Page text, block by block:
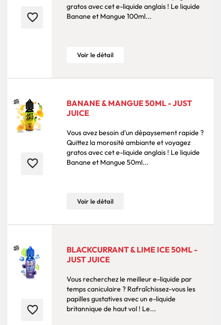
favorite_border
gratos avec cet e-liquide anglais ! Le liquide
Banane et Mangue 100ml...
Voir le détail
favorite_border
BANANE & MANGUE 50ML - JUST
JUICE
Vous avez besoin d'un dépaysement rapide ?
Quittez la morosité ambiante et voyagez
gratos avec cet e-liquide anglais ! Le liquide
Banane et Mangue 50ml...
Voir le détail
favorite_border
BLACKCURRANT & LIME ICE 50ML -
JUST JUICE
Vous recherchez le meilleur e-liquide par
temps caniculaire ? Rafraîchissez-vous les
papilles gustatives avec un e-liquide
britannique de haut vol ! Le...